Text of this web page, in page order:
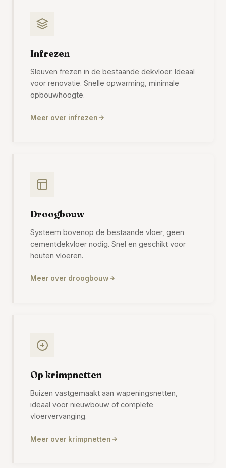
Infrezen
Sleuven frezen in de bestaande dekvloer. Ideaal
voor renovatie. Snelle opwarming, minimale
opbouwhoogte.
Meer over infrezen
Droogbouw
Systeem bovenop de bestaande vloer, geen
cementdekvloer nodig. Snel en geschikt voor
houten vloeren.
Meer over droogbouw
Op krimpnetten
Buizen vastgemaakt aan wapeningsnetten,
ideaal voor nieuwbouw of complete
vloervervanging.
Meer over krimpnetten